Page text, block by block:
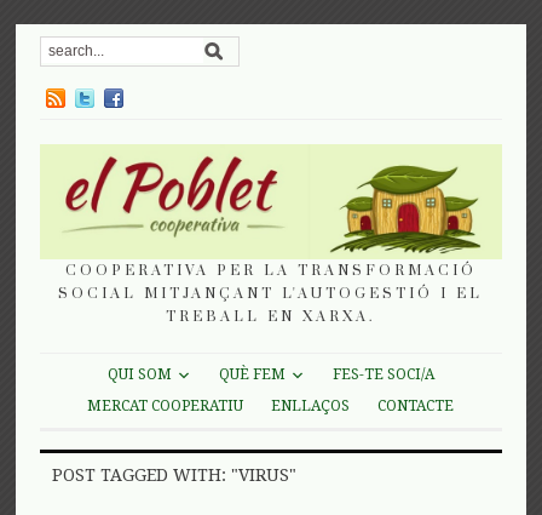
COOPERATIVA PER LA TRANSFORMACIÓ
SOCIAL MITJANÇANT L'AUTOGESTIÓ I EL
TREBALL EN XARXA.
QUI SOM QUÈ FEM
FES-TE SOCI/A
MERCAT COOPERATIU
ENLLAÇOS CONTACTE
POST TAGGED WITH: "VIRUS"